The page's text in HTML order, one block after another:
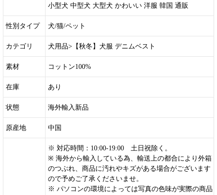
小型犬 中型犬 大型犬 かわいい 洋服 韓国 通販
性別タイプ 犬/猫/ペット
カテゴリ 犬用品>【秋冬】犬服 デニムベスト
素材 コットン100%
在庫 あり
状態 海外輸入新品
原産地 中国
※ 対応時間：10:00-19:00 土日祝除く。
※ 海外から輸入している為、輸送上の都合により外箱
のつぶれ、商品に汚れやキズがある場合がございます
ので予めご了承くださいませ。
※ パソコンの環境によっては写真の色味が実際の商品